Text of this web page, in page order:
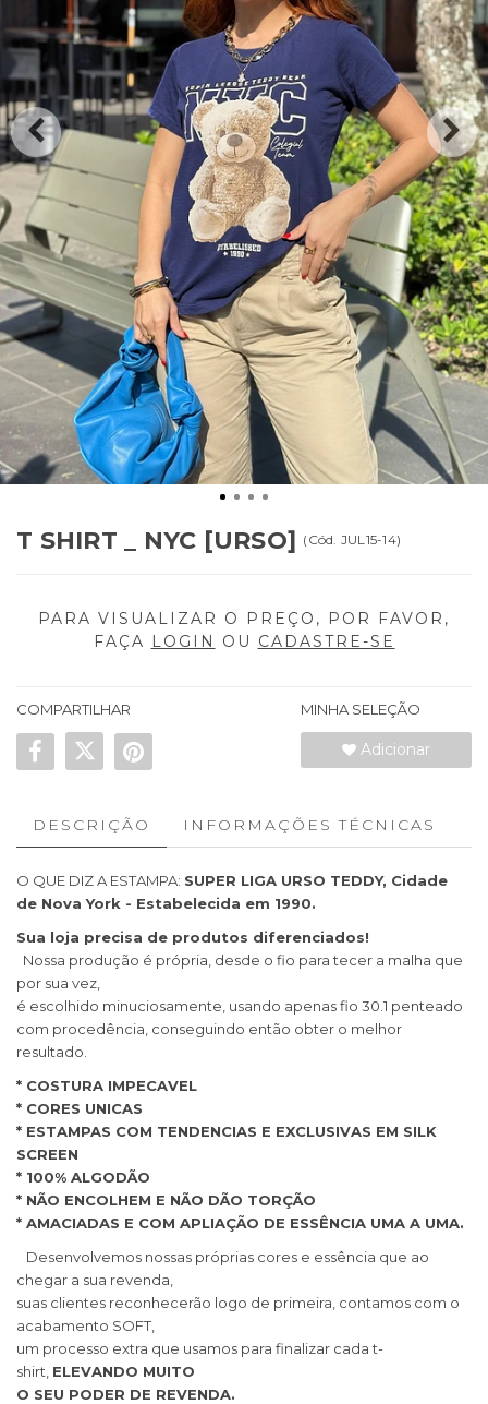
T SHIRT _ NYC [URSO] ( Cód. JUL15-14)
PARA VISUALIZAR O PREÇO, POR FAVOR,
FAÇA
LOGIN OU CADASTRE-SE
COMPARTILHAR MINHA SELEÇÃO
Adicionar
DESCRIÇÃO INFORMAÇÕES TÉCNICAS
O QUE DIZ A ESTAMPA: SUPER LIGA URSO TEDDY, Cidade
de Nova York - Estabelecida em 1990.
Sua loja precisa de produtos diferenciados!
Nossa produção é própria, desde o fio para tecer a malha que
por sua vez,
é escolhido minuciosamente, usando apenas fio 30.1 penteado
com procedência, conseguindo então obter o melhor
resultado.
* COSTURA IMPECAVEL
* CORES UNICAS
* ESTAMPAS COM TENDENCIAS E EXCLUSIVAS EM SILK
SCREEN
* 100% ALGODÃO
* NÃO ENCOLHEM E NÃO DÃO TORÇÃO
* AMACIADAS E COM APLIAÇÃO DE ESSÊNCIA UMA A UMA.
Desenvolvemos nossas próprias cores e essência que ao
chegar a sua revenda,
suas clientes reconhecerão logo de primeira, contamos com o
acabamento SOFT,
um processo extra que usamos para finalizar cada t-
shirt, ELEVANDO MUITO
O SEU PODER DE REVENDA.